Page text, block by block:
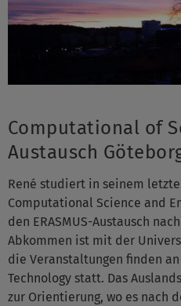
Computational of
Austausch
René studiert in seinem
Computational Science and
den ERASMUS-Austausch
Abkommen ist mit der
die Veranstaltungen finden
Technology statt. Das
zur Orientierung, wo es nach